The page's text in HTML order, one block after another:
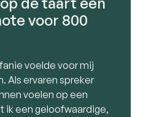
voor 800
voelde voor mij
Als ervaren spreker
voelen op een
ik een geloofwaardige,